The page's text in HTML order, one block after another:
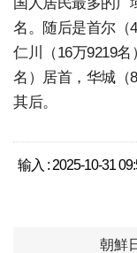
名。随后是首尔（
仁川（16万9219
名）居首，华城（
其后。
输入 : 2025-10-31
朝鮮